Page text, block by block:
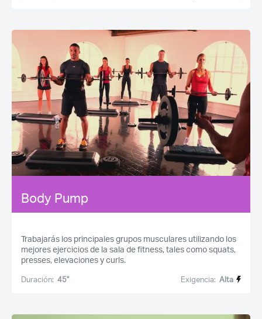
Body Pump
Trabajarás los principales grupos musculares utilizando los
mejores ejercicios de la sala de fitness, tales como squats,
presses, elevaciones y curls.
Duración: 45'' Exigencia: Alta